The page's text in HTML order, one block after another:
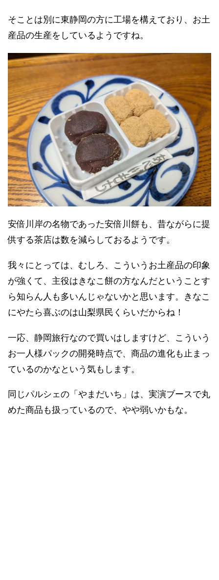
そことは別に東静岡の方に工場を構えており、お土
産品の生産をしているようですね。
安倍川岸の名物であった安倍川餅も、昔ながらに提
供する茶店は数を減らしておるようです。
我々にとっては、むしろ、こういうお土産品の印象
が強くて、主役はきなこ餅の方なんだということす
ら知らん人も多いんじゃないかと思います。きなこ
にやたら喜ぶのは山梨県民くらいだからね！
一応、静岡旅行なので買いはしますけど、こういう
お一人様パックの開発時点で、商品の進化も止まっ
ているのかなという気もします。
同じパルシェの「やまだいち」は、実演ブースで丸
めた商品も扱っているので、やや弱いかもな。